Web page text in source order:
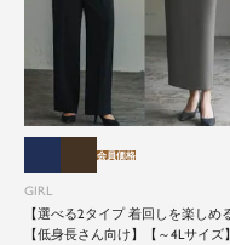
GIRL
【選べる2タイプ 着回しを楽しめ
【低身長さん向け】【～4Lサイズ
会員価格